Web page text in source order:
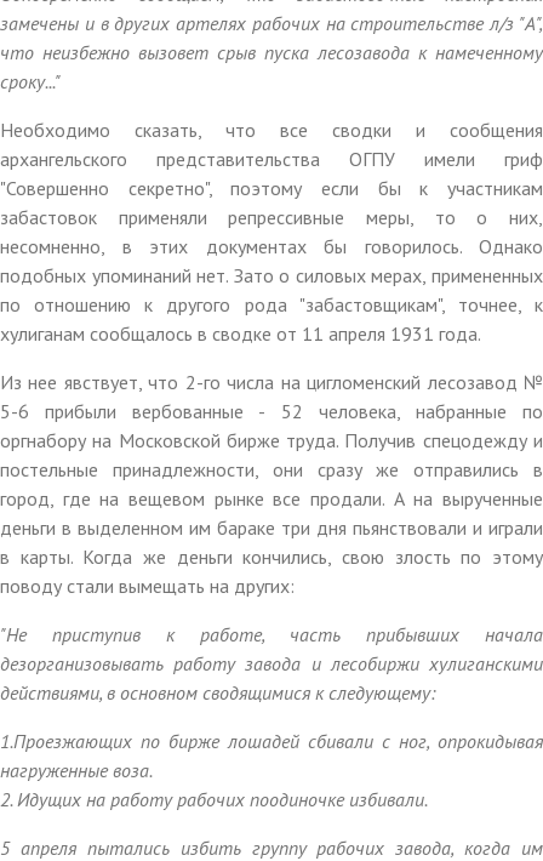
замечены и в других артелях рабочих на строительстве л/з "А",
что неизбежно вызовет срыв пуска лесозавода к намеченному
сроку..."
Необходимо сказать, что все сводки и сообщения
архангельского представительства ОГПУ имели гриф
"Совершенно секретно", поэтому если бы к участникам
забастовок применяли репрессивные меры, то о них,
несомненно, в этих документах бы говорилось. Однако
подобных упоминаний нет. Зато о силовых мерах, примененных
по отношению к другого рода "забастовщикам", точнее, к
хулиганам сообщалось в сводке от 11 апреля 1931 года.
Из нее явствует, что 2-го числа на цигломенский лесозавод №
5-6 прибыли вербованные - 52 человека, набранные по
оргнабору на Московской бирже труда. Получив спецодежду и
постельные принадлежности, они сразу же отправились в
город, где на вещевом рынке все продали. А на вырученные
деньги в выделенном им бараке три дня пьянствовали и играли
в карты. Когда же деньги кончились, свою злость по этому
поводу стали вымещать на других:
"Не приступив к работе, часть прибывших начала
дезорганизовывать работу завода и лесобиржи хулиганскими
действиями, в основном сводящимися к следующему:
1.Проезжающих по бирже лошадей сбивали с ног, опрокидывая
нагруженные воза.
2. Идущих на работу рабочих поодиночке избивали.
5 апреля пытались избить группу рабочих завода, когда им